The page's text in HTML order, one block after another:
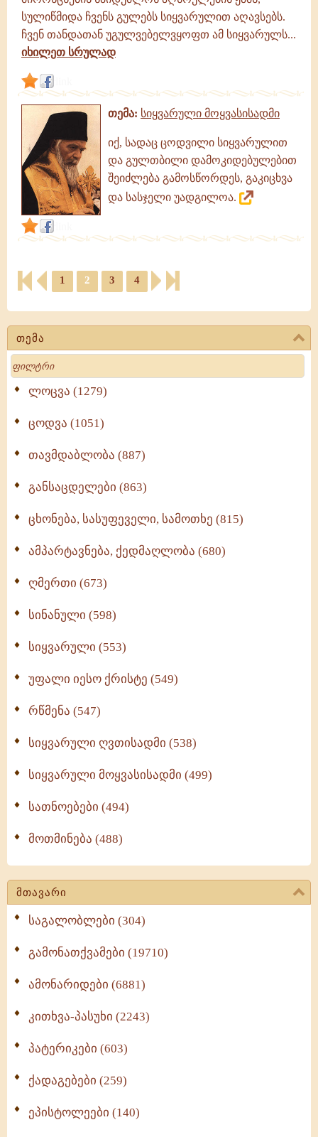
თემა
Search
ლოცვა (1279)
ცოდვა (1051)
თავმდაბლობა (887)
განსაცდელები (863)
ცხონება, სასუფეველი, სამოთხე (815)
ამპარტავნება, ქედმაღლობა (680)
ღმერთი (673)
სინანული (598)
სიყვარული (553)
უფალი იესო ქრისტე (549)
რწმენა (547)
სიყვარული ღვთისადმი (538)
სიყვარული მოყვასისადმი (499)
სათნოებები (494)
მოთმინება (488)
მთავარი
საგალობლები (304)
გამონათქვამები (19710)
ამონარიდები (6881)
კითხვა-პასუხი (2243)
პატერიკები (603)
ქადაგებები (259)
ეპისტოლეები (140)
სულიწმიდა ჩვენს გულებს სიყვარულით აღავსებს.
ჩვენ თანდათან უგულვებელვყოფთ ამ სიყვარულს...
იხილეთ სრულად
თემა: სიყვარული მოყვასისადმი
იქ, სადაც ცოდვილი სიყვარულით
და გულთბილი დამოკიდებულებით
შეიძლება გამოსწორდეს, გაკიცხვა
და სასჯელი უადგილოა.
1 2 3 4